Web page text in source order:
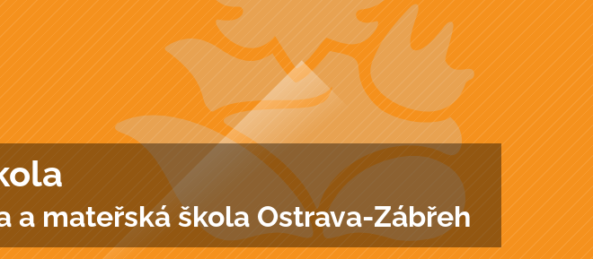
a mateřská škola Ostrava-Zábřeh